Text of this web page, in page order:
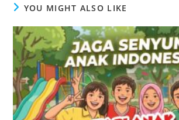
YOU MIGHT ALSO LIKE